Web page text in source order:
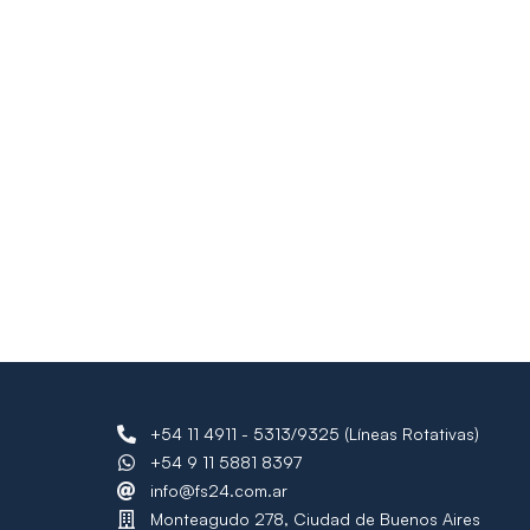
+54 11 4911 - 5313/9325 (Líneas Rotativas)
+54 9 11 5881 8397
info@fs24.com.ar
Monteagudo 278, Ciudad de Buenos Aires